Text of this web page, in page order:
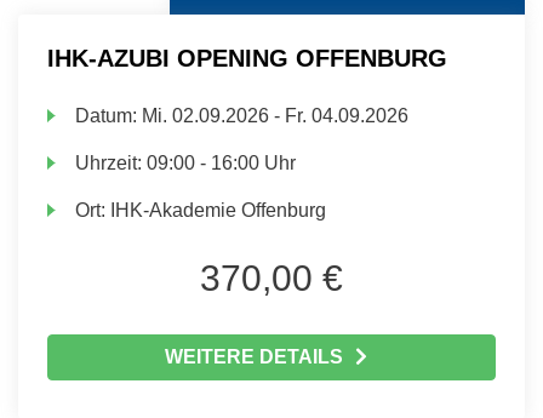
IHK-AZUBI OPENING OFFENBURG
Datum: Mi. 02.09.2026 - Fr. 04.09.2026
Uhrzeit:09:00 - 16:00 Uhr
Ort: IHK-Akademie Offenburg
370,00 €
WEITERE DETAILS